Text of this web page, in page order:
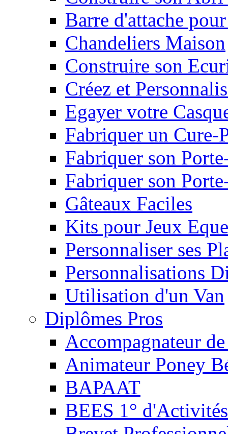
Barre d'attache
Chandeliers Maison
Construire son
Créez et
Egayer votre
Fabriquer un Cure-
Fabriquer son
Fabriquer son
Gâteaux Faciles
Kits pour Jeux
Personnaliser ses
Personnalisations
Utilisation d'un Van
Diplômes Pros
Accompagnateur
Animateur Poney
BAPAAT
BEES 1°